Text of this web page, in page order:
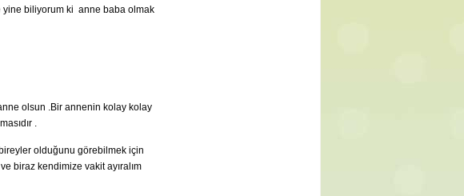
yine biliyorum ki anne baba olmak
olsun .Bir annenin kolay kolay
.
olduğunu görebilmek için
biraz kendimize vakit ayıralım